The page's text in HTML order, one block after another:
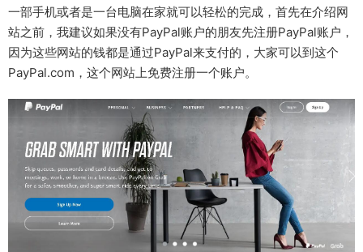
一部手机或者是一台电脑在家就可以轻松的完成，首先在介绍网
站之前，我建议如果没有PayPal账户的朋友先注册PayPal账户，
因为这些网站的钱都是通过PayPal来支付的，大家可以到这个
PayPal.com，这个网站上免费注册一个账户。